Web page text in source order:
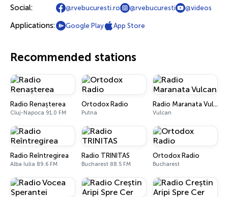
Social: @rvebucuresti.ro @rvebucuresti @videos
Applications: Google Play App Store
Recommended stations
Radio Renașterea
Cluj-Napoca 91.0 FM
Ortodox Radio
Putna
Radio Maranata Vulcan
Vulcan
Radio Reîntregirea
Alba Iulia 89.6 FM
Radio TRINITAS
Bucharest 88.5 FM
Ortodox Radio
Bucharest